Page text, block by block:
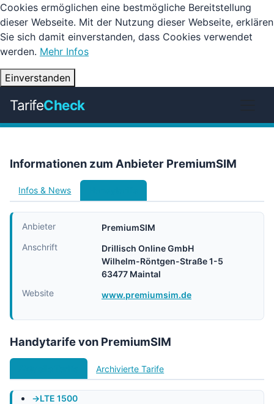
Cookies ermöglichen eine bestmögliche Bereitstellung
dieser Webseite. Mit der Nutzung dieser Webseite, erklären
Sie sich damit einverstanden, dass Cookies verwendet
werden. Mehr Infos
Einverstanden
TarifeCheck
Informationen zum Anbieter PremiumSIM
Infos & News
Anbieter
PremiumSIM
Anschrift
Drillisch Online GmbH
Wilhelm-Röntgen-Straße 1-5
63477 Maintal
Website
www.premiumsim.de
Handytarife von PremiumSIM
Archivierte Tarife
LTE 1500